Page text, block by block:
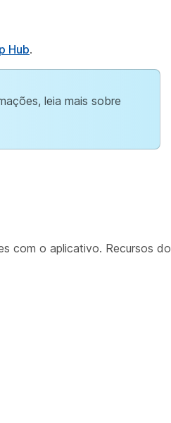
Hub.
leia mais sobre
com o aplicativo. Recursos do